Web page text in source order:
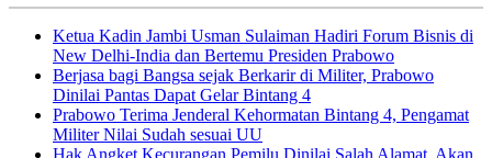
Ketua Kadin Jambi Usman Sulaiman Hadiri Forum Bisnis di
New Delhi-India dan Bertemu Presiden Prabowo
Berjasa bagi Bangsa sejak Berkarir di Militer, Prabowo
Dinilai Pantas Dapat Gelar Bintang 4
Prabowo Terima Jenderal Kehormatan Bintang 4, Pengamat
Militer Nilai Sudah sesuai UU